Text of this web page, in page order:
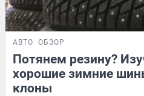
АВТО ОБЗОР
Потянем резину?
хорошие зимние
клоны